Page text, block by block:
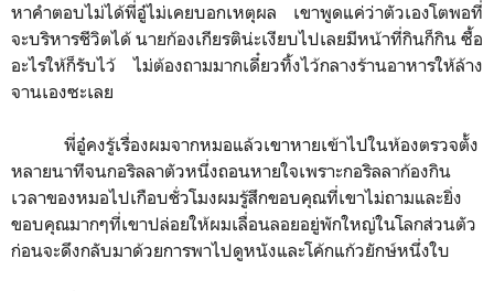
หาคำตอบไม่ได้พี่อู๋ไม่เคยบอกเหตุผล เขาพูดแค่ว่าตัวเองโตพอที่
จะบริหารชีวิตได้ นายก้องเกียรติน่ะเงียบไปเลยมีหน้าที่กินก็กิน ซื้อ
อะไรให้ก็รับไว้ ไม่ต้องถามมากเดี๋ยวทิ้งไว้กลางร้านอาหารให้ล้าง
จานเองซะเลย
พี่อู๋คงรู้เรื่องผมจากหมอแล้วเขาหายเข้าไปในห้องตรวจตั้ง
หลายนาทีจนกอริลลาตัวหนึ่งถอนหายใจเพราะกอริลลาก้องกิน
เวลาของหมอไปเกือบชั่วโมงผมรู้สึกขอบคุณที่เขาไม่ถามและยิ่ง
ขอบคุณมากๆที่เขาปล่อยให้ผมเลื่อนลอยอยู่พักใหญ่ในโลกส่วนตัว
ก่อนจะดึงกลับมาด้วยการพาไปดูหนังและโค้กแก้วยักษ์หนึ่งใบ